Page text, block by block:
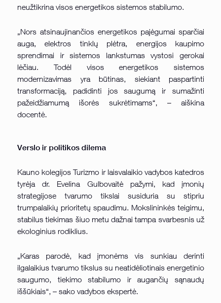
neužtikrina visos energetikos sistemos stabilumo.
„Nors atsinaujinančios energetikos pajėgumai sparčiai
auga, elektros tinklų plėtra, energijos kaupimo
sprendimai ir sistemos lankstumas vystosi gerokai
lėčiau. Todėl visos energetikos sistemos
modernizavimas yra būtinas, siekiant paspartinti
transformaciją, padidinti jos saugumą ir sumažinti
pažeidžiamumą išorės sukrėtimams“, – aiškina
docentė.
Verslo ir politikos dilema
Kauno kolegijos Turizmo ir laisvalaikio vadybos katedros
tyrėja dr. Evelina Gulbovaitė pažymi, kad įmonių
strategijose tvarumo tikslai susiduria su stipriu
trumpalaikių prioritetų spaudimu. Mokslininkės teigimu,
stabilus tiekimas šiuo metu dažnai tampa svarbesnis už
ekologinius rodiklius.
„Karas parodė, kad įmonėms vis sunkiau derinti
ilgalaikius tvarumo tikslus su neatidėliotinais energetinio
saugumo, tiekimo stabilumo ir augančių sąnaudų
iššūkiais“, – sako vadybos ekspertė.